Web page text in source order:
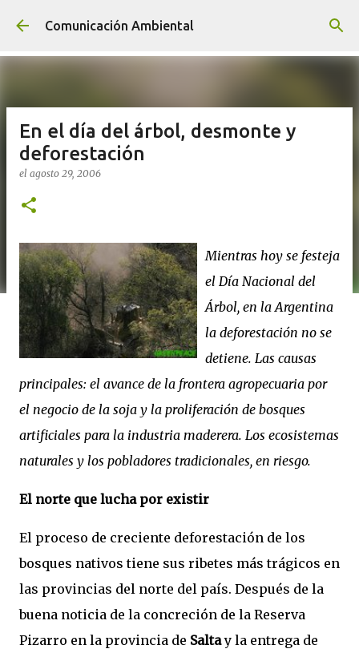
Ir al contenido principal
Comunicación Ambiental
En el día del árbol, desmonte y
deforestación
el agosto 29, 2006
Mientras hoy se festeja
el Día Nacional del
Árbol, en la Argentina
la deforestación no se
detiene. Las causas
principales: el avance de la frontera agropecuaria por
el negocio de la soja y la proliferación de bosques
artificiales para la industria maderera. Los ecosistemas
naturales y los pobladores tradicionales, en riesgo.
El norte que lucha por existir
El proceso de creciente deforestación de los
bosques nativos tiene sus ribetes más trágicos en
las provincias del norte del país. Después de la
buena noticia de la concreción de la Reserva
Pizarro en la provincia de Saltay la entrega de